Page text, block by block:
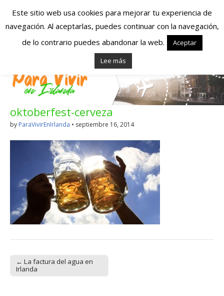
Españoles en
Irlanda – Vivir en
Irlanda – Trabajo
en Irlanda –
Alojamiento en
Irlanda
Blog dedicado a los que viven, estudian y trabajan en
Irlanda!
oktoberfest-cerveza
by ParaVivirEnIrlanda • septiembre 16, 2014
Post navigation
← La factura del agua en
Irlanda
Este sitio web usa cookies para mejorar tu experiencia de
navegación. Al aceptarlas, puedes continuar con la navegación,
de lo contrario puedes abandonar la web.
Aceptar
Lee más